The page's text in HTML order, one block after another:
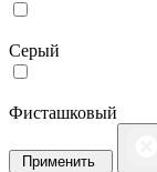
Серый
Фисташковый
Применить